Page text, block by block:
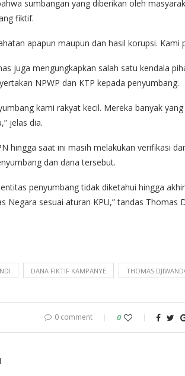
sumbangan yang diberikan oleh
fiktif.
apapun maupun dan hasil korupsi. Kami
juga mengungkapkan salah satu kendala
NPWP dan KTP kepada penyumbang.
kami rakyat kecil. Mereka banyak
jelas dia.
hingga saat ini masih melakukan verifikasi
dan dana tersebut.
penyumbang tidak diketahui hingga
Negara sesuai aturan KPU,” tandas Thomas
DANA FIKTIF KAMPANYE THOMAS
0 comment 0